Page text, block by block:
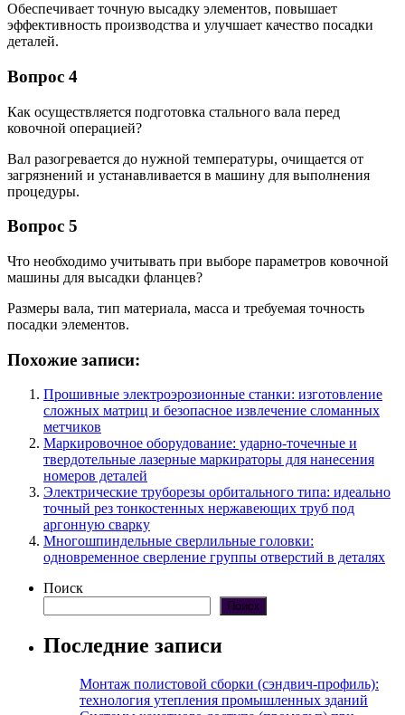
Обеспечивает точную высадку элементов, повышает
эффективность производства и улучшает качество посадки
деталей.
Вопрос 4
Как осуществляется подготовка стального вала перед
ковочной операцией?
Вал разогревается до нужной температуры, очищается от
загрязнений и устанавливается в машину для выполнения
процедуры.
Вопрос 5
Что необходимо учитывать при выборе параметров ковочной
машины для высадки фланцев?
Размеры вала, тип материала, масса и требуемая точность
посадки элементов.
Похожие записи:
Прошивные электроэрозионные станки: изготовление
сложных матриц и безопасное извлечение сломанных
метчиков
Маркировочное оборудование: ударно-точечные и
твердотельные лазерные маркираторы для нанесения
номеров деталей
Электрические труборезы орбитального типа: идеально
точный рез тонкостенных нержавеющих труб под
аргонную сварку
Многошпиндельные сверлильные головки:
одновременное сверление группы отверстий в деталях
Поиск
Поиск
Последние записи
Монтаж полистовой сборки (сэндвич-профиль):
технология утепления промышленных зданий